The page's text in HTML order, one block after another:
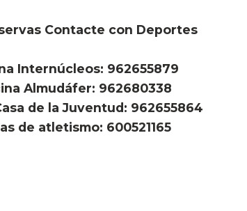
Contacte con Deportes
Internúcleos: 962655879
Almudáfer: 962680338
de la Juventud: 962655864
de atletismo: 600521165